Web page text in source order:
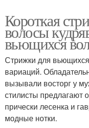
Короткая
волосы
вьющихся
Стрижки для
вариаций.
вызывали восторг у
стилисты предлагают
прически лесенка и
модные нотки.